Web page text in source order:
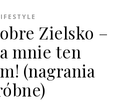
Zielsko –
mnie ten
(nagrania